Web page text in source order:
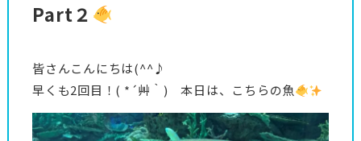
Part２
皆さんこんにちは(^^♪
早くも2回目！( *´艸｀) 本日は、こちらの魚